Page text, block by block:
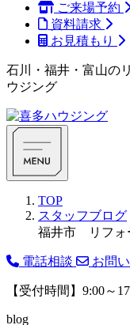
ご来場予約
資料請求
お見積もり
石川・福井・富山の
ウジング
TOP
スタッフブログ
福井市 リフ
電話相談 お問
【受付時間】9:00～
blog